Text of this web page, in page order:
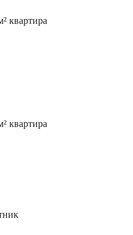
квартира
квартира